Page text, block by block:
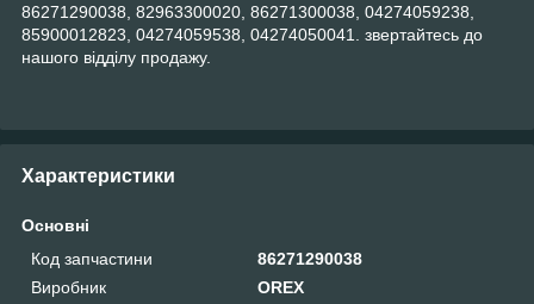
86271290038, 82963300020, 86271300038, 04274059238,
85900012823, 04274059538, 04274050041. звертайтесь до
нашого відділу продажу.
Характеристики
Основні
Код запчастини
86271290038
Виробник
OREX